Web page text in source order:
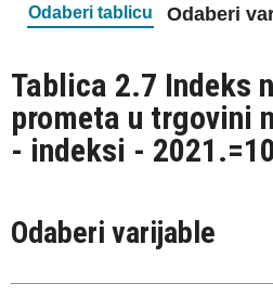
Odaberi tablicu Odaberi
Tablica 2.7 Indeks
prometa u trgovini
- indeksi -
Odaberi varijable